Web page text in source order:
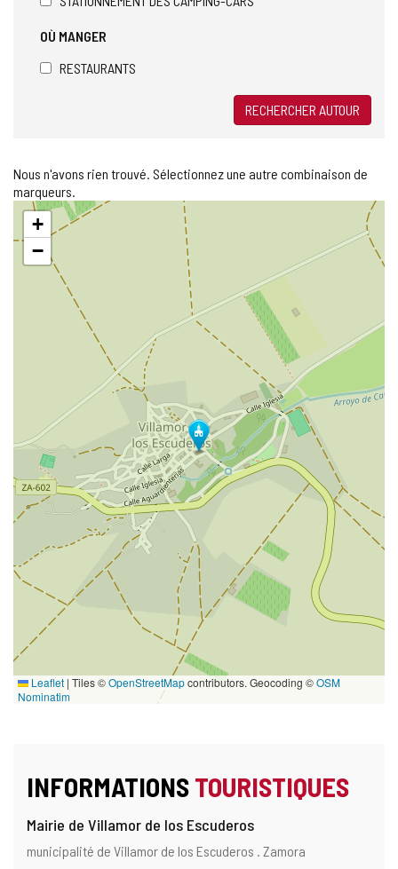
OÙ MANGER
RESTAURANTS
RECHERCHER AUTOUR
Nous n'avons rien trouvé. Sélectionnez une autre combinaison de
marqueurs.
Sauter
carte
+
−
Leaflet | Tiles ©OpenStreetMapcontributors. Geocoding ©OSM
Nominatim
INFORMATIONSTOURISTIQUES
Mairie de Villamor de los Escuderos
Adresse
Adresse
municipalité de Villamor de los Escuderos . Zamora